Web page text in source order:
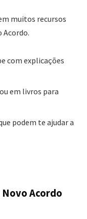
muitos recursos
Acordo.
com explicações
em livros para
podem te ajudar a
Acordo